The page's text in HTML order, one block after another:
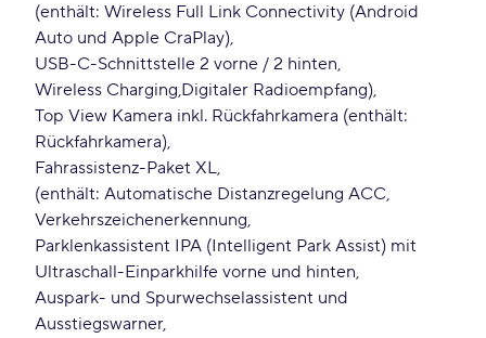
(enthält: Wireless Full Link Connectivity (Android
Auto und Apple CraPlay)
USB-C-Schnittstelle 2 vorne / 2 hinten
Wireless Charging Digitaler Radioempfang)
Top View Kamera inkl. Rückfahrkamera (enthält:
Rückfahrkamera)
Fahrassistenz-Paket XL
(enthält: Automatische Distanzregelung ACC
Verkehrszeichenerkennung
Parklenkassistent IPA (Intelligent Park Assist) mit
Ultraschall-Einparkhilfe vorne und hinten
Auspark- und Spurwechselassistent und
Ausstiegswarner